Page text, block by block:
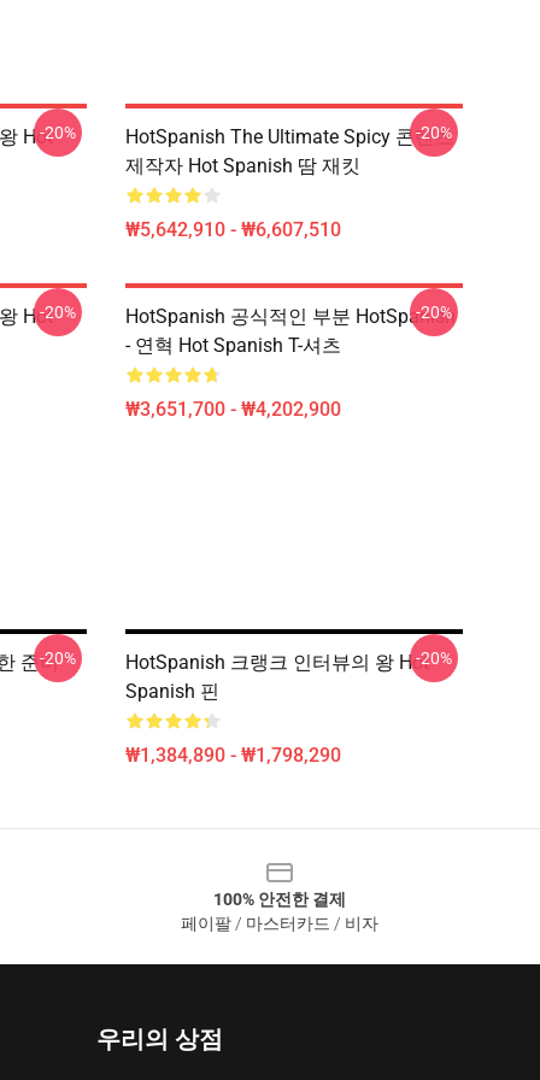
Hot-20%
HotSpanish The Ultimate Spicy 콘텐츠
제작자 Hot Spanish 땀 재킷
₩5,642,910 - ₩6,607,510
-20%
Hot-20%
HotSpanish 공식적인 부분 HotSpanish
- 연혁 Hot Spanish T-셔츠
₩3,651,700 - ₩4,202,900
-20%
준비-20%
HotSpanish 크랭크 인터뷰의 왕 Hot
Spanish 핀
₩1,384,890 - ₩1,798,290
-20%
100% 안전한 결제
페이팔 / 마스터카드 / 비자
우리의 상점